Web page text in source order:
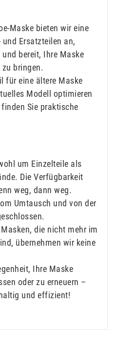
Maske bieten wir eine
Ersatzteilen an,
bereit, Ihre Maske
bringen.
für eine ältere Maske
Modell optimieren
Sie praktische
um Einzelteile als
Die Verfügbarkeit
weg, dann weg.
Umtausch und von der
die nicht mehr im
übernehmen wir keine
Ihre Maske
oder zu erneuern –
und effizient!